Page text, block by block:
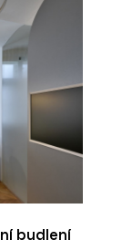
bydlení